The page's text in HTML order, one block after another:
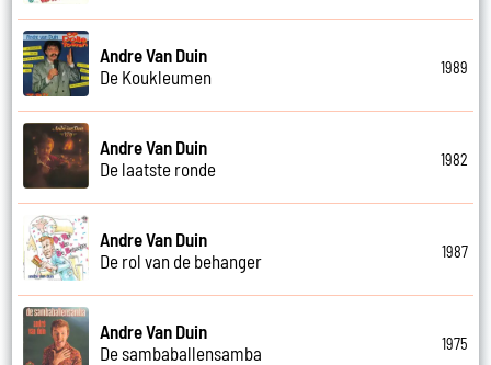
Andre Van Duin
De Koukleumen
1989
Andre Van Duin
De laatste ronde
1982
Andre Van Duin
De rol van de behanger
1987
Andre Van Duin
De sambaballensamba
1975